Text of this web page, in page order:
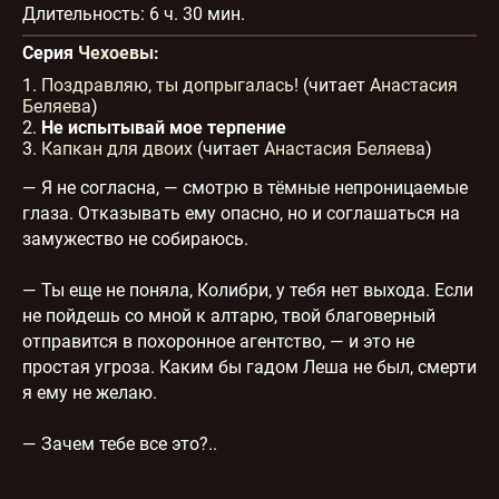
31
34
35
Длительность: 6 ч. 30 мин.
Серия Чехоевы:
1. Поздравляю, ты допрыгалась! (читает Анастасия
Беляева)
2. Не испытывай мое терпение
3. Капкан для двоих (читает Анастасия Беляева)
— Я не согласна, — смотрю в тёмные непроницаемые
глаза. Отказывать ему опасно, но и соглашаться на
замужество не собираюсь.
— Ты еще не поняла, Колибри, у тебя нет выхода. Если
не пойдешь со мной к алтарю, твой благоверный
отправится в похоронное агентство, — и это не
простая угроза. Каким бы гадом Леша не был, смерти
я ему не желаю.
— Зачем тебе все это?..